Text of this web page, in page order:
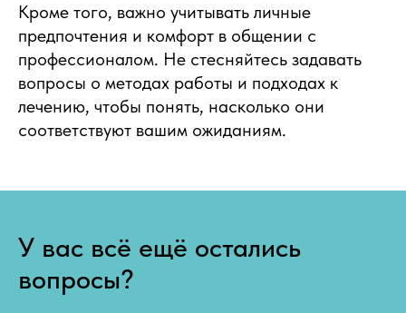
Кроме того, важно учитывать личные
предпочтения и комфорт в общении с
профессионалом. Не стесняйтесь задавать
вопросы о методах работы и подходах к
лечению, чтобы понять, насколько они
соответствуют вашим ожиданиям.
У вас всё ещё остались
вопросы?